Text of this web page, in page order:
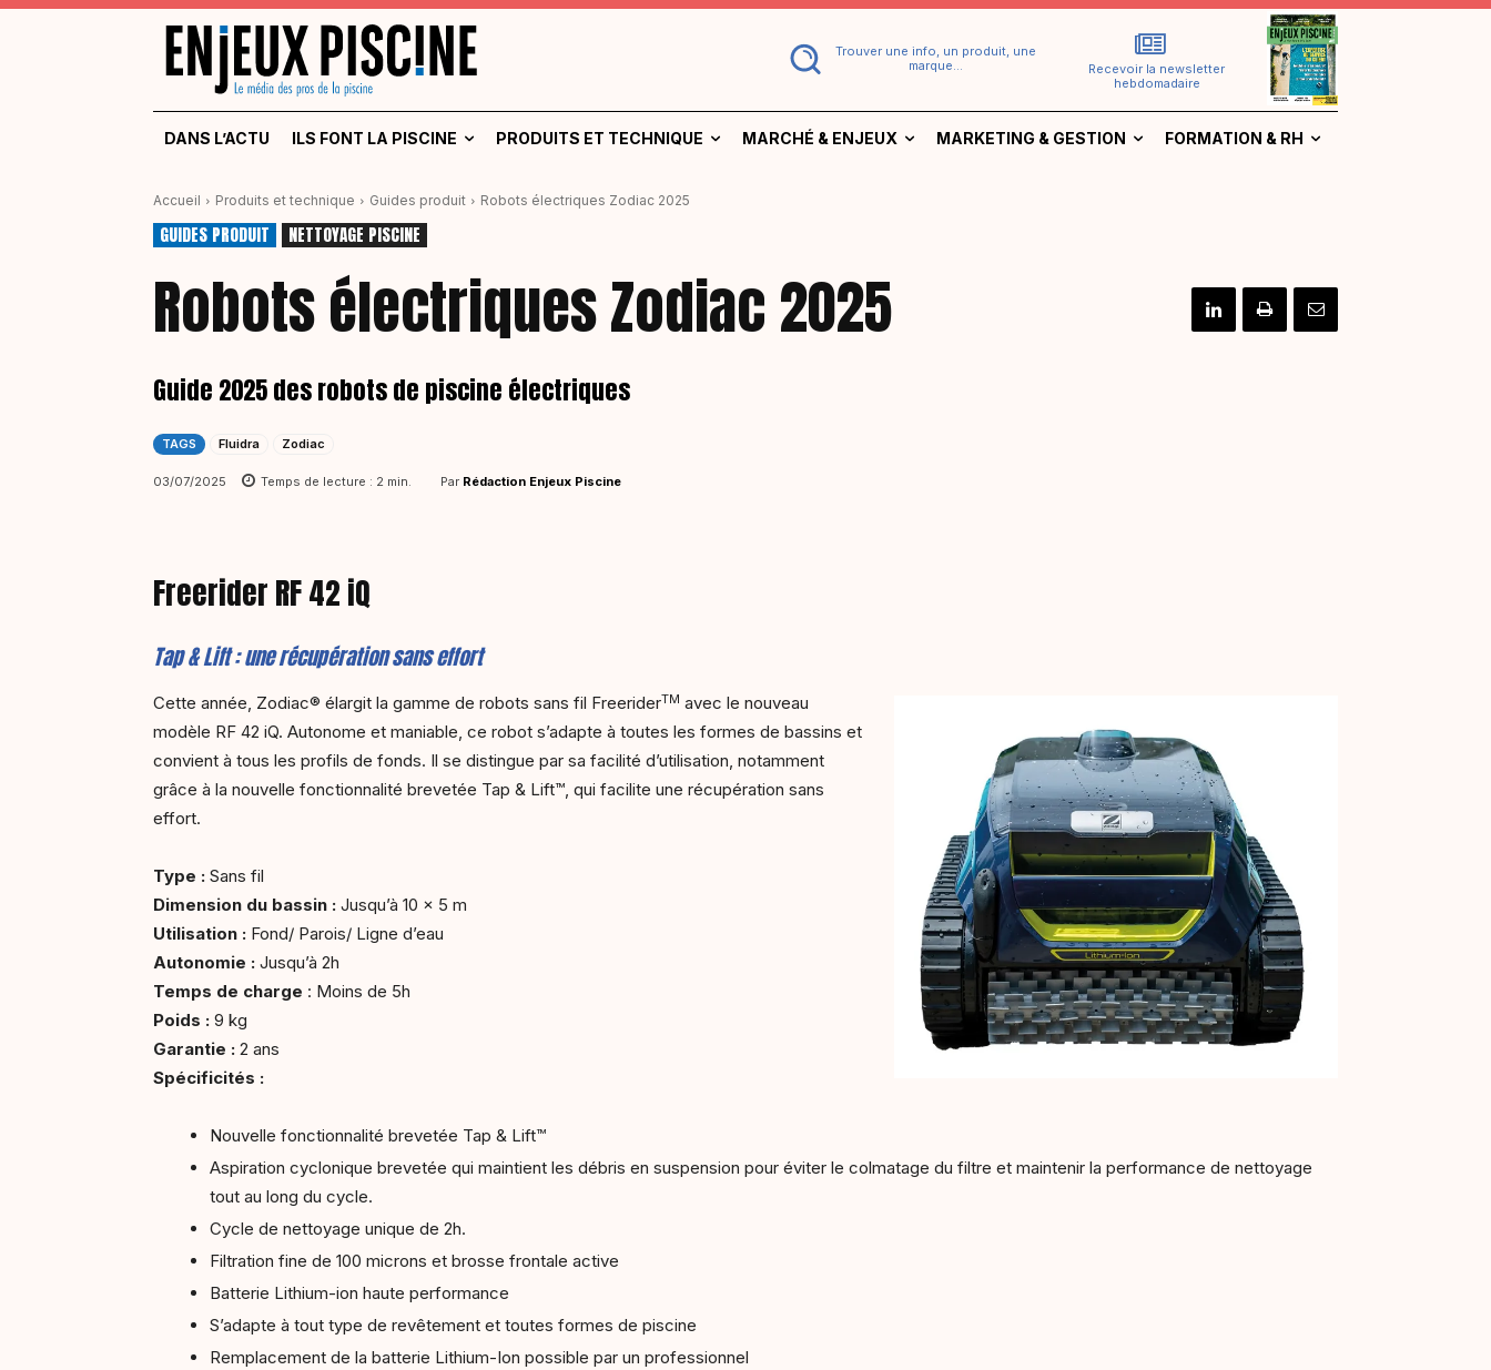
Trouver une info, un produit, une
marque...
Recevoir la newsletter
hebdomadaire
DANS L’ACTU ILS FONT LA PISCINE PRODUITS ET TECHNIQUE MARCHÉ & ENJEUX MARKETING & GESTION FORMATION & RH
Accueil Produits et technique Guides produit Robots électriques Zodiac 2025
GUIDES PRODUIT NETTOYAGE PISCINE
Robots électriques Zodiac 2025
Guide 2025 des robots de piscine électriques
TAGS Fluidra Zodiac
03/07/2025 Temps de lecture : 2 min. Par Rédaction Enjeux Piscine
Freerider RF 42 iQ
Tap & Lift : une récupération sans effort
Cette année, Zodiac® élargit la gamme de robots sans fil FreeriderTM avec le nouveau
modèle RF 42 iQ. Autonome et maniable, ce robot s’adapte à toutes les formes de bassins et
convient à tous les profils de fonds. Il se distingue par sa facilité d’utilisation, notamment
grâce à la nouvelle fonctionnalité brevetée Tap & Lift™, qui facilite une récupération sans
effort.
Type : Sans fil
Dimension du bassin : Jusqu’à 10 x 5 m
Utilisation : Fond/ Parois/ Ligne d’eau
Autonomie : Jusqu’à 2h
Temps de charge : Moins de 5h
Poids : 9 kg
Garantie : 2 ans
Spécificités :
Nouvelle fonctionnalité brevetée Tap & Lift™
Aspiration cyclonique brevetée qui maintient les débris en suspension pour éviter le colmatage du filtre et maintenir la performance de nettoyage
tout au long du cycle.
Cycle de nettoyage unique de 2h.
Filtration fine de 100 microns et brosse frontale active
Batterie Lithium-ion haute performance
S’adapte à tout type de revêtement et toutes formes de piscine
Remplacement de la batterie Lithium-Ion possible par un professionnel